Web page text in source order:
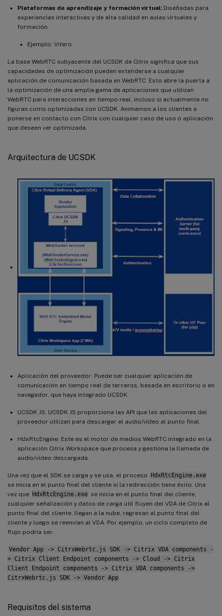
Plataformas de aprendizaje y formación virtual: Diseñadas para
experiencias interactivas y de alta calidad en aulas virtuales y
formación.
Ejemplo: Vitero
La base WebRTC subyacente del UCSDK de Citrix significa que sus
capacidades de optimización pueden extenderse a cualquier
aplicación de comunicación basada en WebRTC. Esto abre la puerta a
la optimización de una amplia gama de aplicaciones que utilizan
WebRTC para interacciones en tiempo real, incluso si actualmente no
figuran como optimizadas con UCSDK. Animamos a los clientes a
ponerse en contacto con Citrix con cualquier caso de uso o aplicación
que deseen ver optimizada.
Arquitectura de UCSDK
Aplicación del proveedor: Puede ser cualquier aplicación de
comunicación en tiempo real de terceros, basada en escritorio o en
navegador, que haya integrado UCSDK.
UCSDK JS: UCSDK JS proporciona las API que las aplicaciones del
proveedor utilizan para descargar el audio/vídeo al punto final.
HdxRtcEngine: Este es el motor de medios WebRTC integrado en la
aplicación Citrix Workspace que procesa y gestiona la llamada de
audio/vídeo descargada.
Una vez que el SDK se carga y se usa, el proceso
HdxRtcEngine.exe
se inicia en el punto final del cliente si la redirección tiene éxito. Una
vez que HdxRtcEngine.exe se inicia en el punto final del cliente,
cualquier señalización y datos de carga útil fluyen del VDA de Citrix al
punto final del cliente, llegan a la nube, regresan al punto final del
cliente y luego se reenvían al VDA. Por ejemplo, un ciclo completo de
flujo podría ser:
Vendor App -> CitrxWebrtc.js SDK -> Citrix VDA components -
> Citrix Client Endpoint components -> Cloud -> Citrix
Client Endpoint components -> Citrix VDA components ->
CitrxWebrtc.js SDK -> Vendor App
Requisitos del sistema